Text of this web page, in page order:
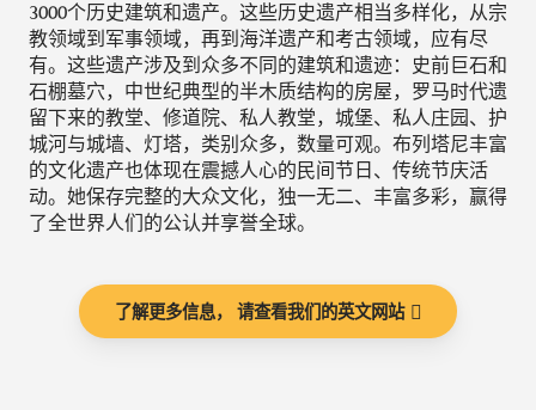
3000个历史建筑和遗产。这些历史遗产相当多样化，从宗
教领域到军事领域，再到海洋遗产和考古领域，应有尽
有。这些遗产涉及到众多不同的建筑和遗迹：史前巨石和
石棚墓穴，中世纪典型的半木质结构的房屋，罗马时代遗
留下来的教堂、修道院、私人教堂，城堡、私人庄园、护
城河与城墙、灯塔，类别众多，数量可观。布列塔尼丰富
的文化遗产也体现在震撼人心的民间节日、传统节庆活
动。她保存完整的大众文化，独一无二、丰富多彩，赢得
了全世界人们的公认并享誉全球。
了解更多信息， 请查看我们的英文网站